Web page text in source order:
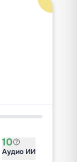
10
Аудио ИИ